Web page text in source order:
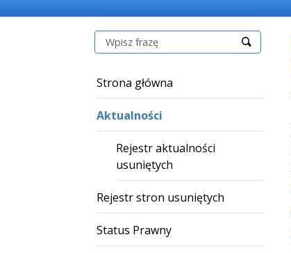
Szukaj:
Strona główna
Aktualności
Rejestr aktualności
usuniętych
Rejestr stron usuniętych
Status Prawny